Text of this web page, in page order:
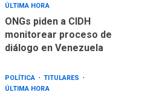
ÚLTIMA HORA
ONGs piden a CIDH
monitorear proceso de
diálogo en Venezuela
POLÍTICA
TITULARES
ÚLTIMA HORA